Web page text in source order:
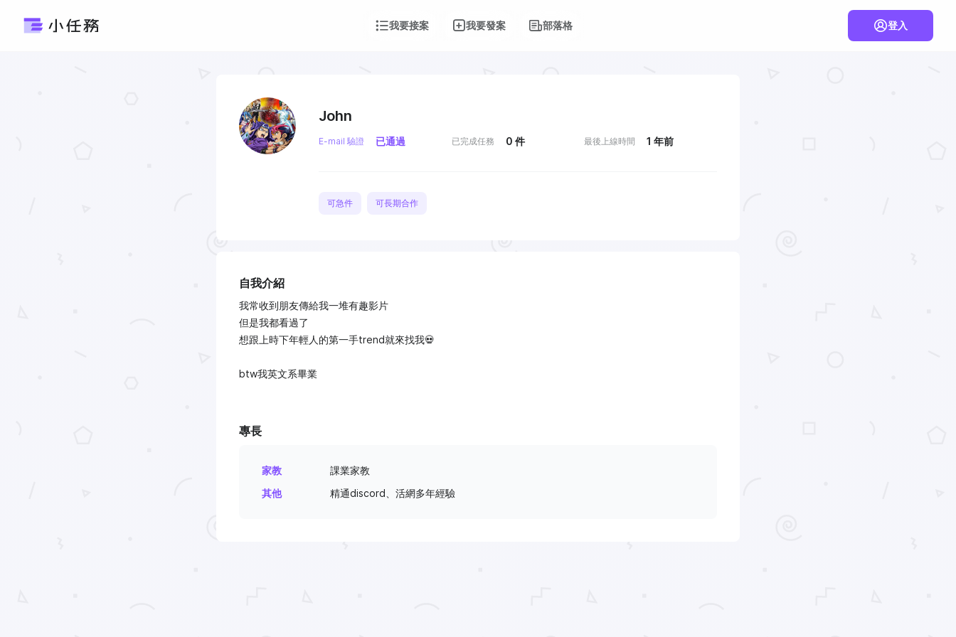
我要接案 我要發案 部落格 登入
John
E-mail 驗證 已通過 已完成任務 0 件 最後上線時間 1 年前
可急件 可長期合作
自我介紹
我常收到朋友傳給我一堆有趣影片
但是我都看過了
想跟上時下年輕人的第一手trend就來找我💀
btw我英文系畢業
專長
家教
課業家教
其他
精通discord、活網多年經驗